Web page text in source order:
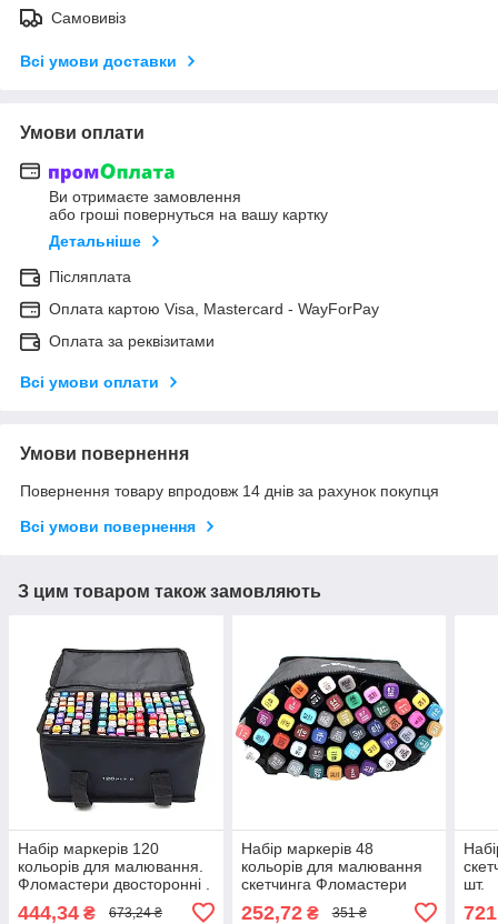
Самовивіз
Всі умови доставки
Умови оплати
Ви отримаєте замовлення
або гроші повернуться на вашу картку
Детальніше
Післяплата
Оплата картою Visa, Mastercard - WayForPay
Оплата за реквізитами
Всі умови оплати
Умови повернення
Повернення товару впродовж 14 днів за рахунок покупця
Всі умови повернення
З цим товаром також замовляють
Набір маркерів 120
кольорів для малювання.
Фломастери двосторонні .
444,34 ₴ 673,24 ₴
Набір маркерів 48
кольорів для малювання
скетчинга Фломастери
252,72₴ 351 ₴
шт.